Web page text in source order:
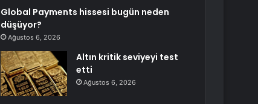
Global Payments hissesi bugün neden
düşüyor?
Ağustos 6, 2026
Altın kritik seviyeyi test
etti
Ağustos 6, 2026